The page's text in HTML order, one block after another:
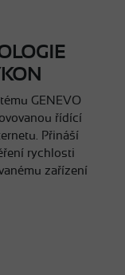
GENEVO
řídící
Přináší
rychlosti
zařízení